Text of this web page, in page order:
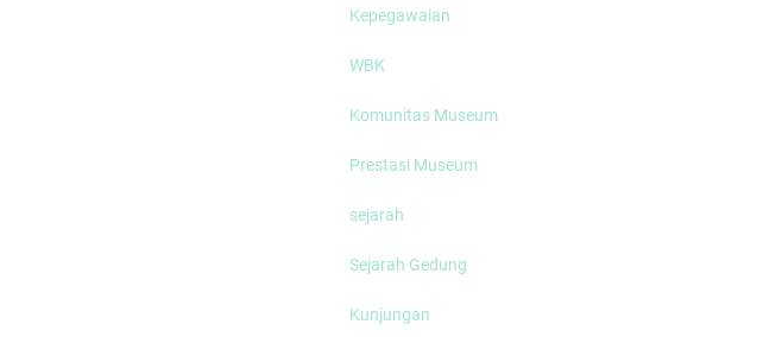
Kepegawaian
WBK
Komunitas Museum
Prestasi Museum
sejarah
Sejarah Gedung
Kunjungan